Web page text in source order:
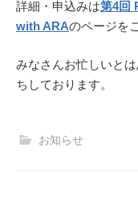
詳細・申込みは第4回
with ARAのページを
みなさんお忙しいと
ちしております。
お知らせ